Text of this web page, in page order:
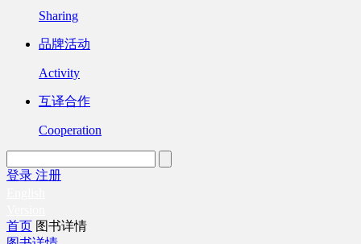
Sharing
品牌活动
Activity
互译合作
Cooperation
登录 注册
首页 图书详情